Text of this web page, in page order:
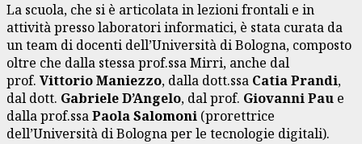
La scuola, che si è articolata in lezioni frontali e in
attività presso laboratori informatici, è stata curata da
un team di docenti dell’Università di Bologna, composto
oltre che dalla stessa prof.ssa Mirri, anche dal
prof. Vittorio Maniezzo, dalla dott.ssa Catia Prandi,
dal dott. Gabriele D’Angelo, dal prof. Giovanni Pau e
dalla prof.ssaPaola Salomoni (prorettrice
dell’Università di Bologna per le tecnologie digitali).